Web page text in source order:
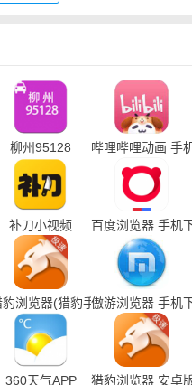
柳州95128 哔哩哔哩动画 手
器手机下载)
补刀小视频 百度浏览器 手机
览器手机下载)
豹浏览器(猎豹手机浏览器下载)
傲游浏览器 手机
版
360天气APP 猎豹浏览器 安卓